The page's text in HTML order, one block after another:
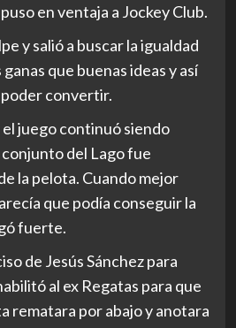
en ventaja a Jockey Club.
y salió a buscar la igualdad
que buenas ideas y así
convertir.
juego continuó siendo
del Lago fue
la pelota. Cuando mejor
que podía conseguir la
fuerte.
de Jesús Sánchez para
al ex Regatas para que
rematara por abajo y anotara